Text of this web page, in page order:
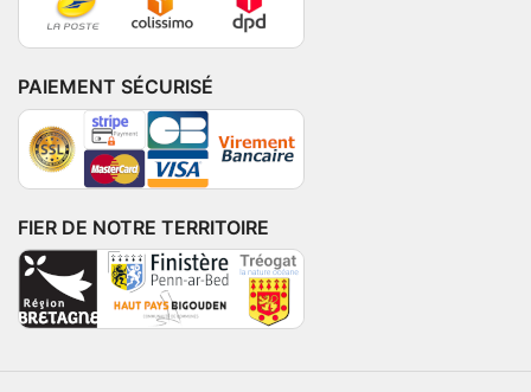
PAIEMENT SÉCURISÉ
FIER DE NOTRE TERRITOIRE